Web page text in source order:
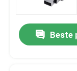
Over ons
Beste